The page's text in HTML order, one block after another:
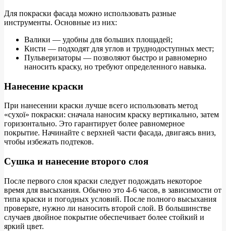
Для покраски фасада можно использовать разные
инструменты. Основные из них:
Валики — удобны для больших площадей;
Кисти — подходят для углов и труднодоступных мест;
Пульверизаторы — позволяют быстро и равномерно
наносить краску, но требуют определенного навыка.
Нанесение краски
При нанесении краски лучше всего использовать метод
«сухої» покраски: сначала наносим краску вертикально, затем
горизонтально. Это гарантирует более равномерное
покрытие. Начинайте с верхней части фасада, двигаясь вниз,
чтобы избежать подтеков.
Сушка и нанесение второго слоя
После первого слоя краски следует подождать некоторое
время для высыхания. Обычно это 4-6 часов, в зависимости от
типа краски и погодных условий. После полного высыхания
проверьте, нужно ли наносить второй слой. В большинстве
случаев двойное покрытие обеспечивает более стойкий и
яркий цвет.